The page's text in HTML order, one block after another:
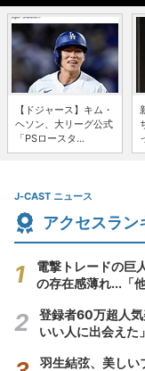
【ドジャース】キム・
ヘソン、大リーグ公式
「PSロースタ...
J-CAST ニュース
アクセスラン
電撃トレードの巨
の存在感薄れ...「
登録者60万超人
いい人に出会えた
羽生結弦、美しい